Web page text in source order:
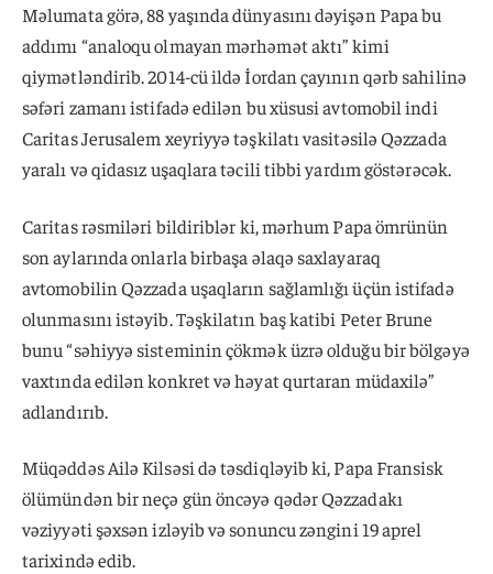
Məlumata görə, 88 yaşında dünyasını dəyişən Papa bu
addımı “analoqu olmayan mərhəmət aktı” kimi
qiymətləndirib. 2014-cü ildə İordan çayının qərb sahilinə
səfəri zamanı istifadə edilən bu xüsusi avtomobil indi
Caritas Jerusalem xeyriyyə təşkilatı vasitəsilə Qəzzada
yaralı və qidasız uşaqlara təcili tibbi yardım göstərəcək.
Caritas rəsmiləri bildiriblər ki, mərhum Papa ömrünün
son aylarında onlarla birbaşa əlaqə saxlayaraq
avtomobilin Qəzzada uşaqların sağlamlığı üçün istifadə
olunmasını istəyib. Təşkilatın baş katibi Peter Brune
bunu “səhiyyə sisteminin çökmək üzrə olduğu bir bölgəyə
vaxtında edilən konkret və həyat qurtaran müdaxilə”
adlandırıb.
Müqəddəs Ailə Kilsəsi də təsdiqləyib ki, Papa Fransisk
ölümündən bir neçə gün öncəyə qədər Qəzzadakı
vəziyyəti şəxsən izləyib və sonuncu zəngini 19 aprel
tarixində edib.